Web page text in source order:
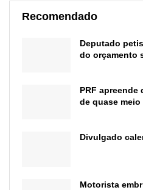
Recomendado
Deputado
do orçamento
PRF
de quase
Divulgado
Motorista